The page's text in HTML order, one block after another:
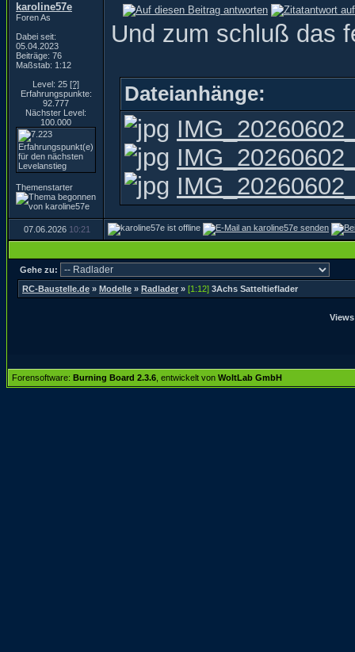
karoline57e
Foren As
Dabei seit:
05.04.2023
Beiträge: 76
Maßstab: 1:12
Level: 25 [?]
Erfahrungspunkte:
92.777
Nächster Level:
100.000
Themenstarter
Und zum schluß das
Dateianhänge:
07.06.2026 10:21
Gehe zu:
RC-Baustelle.de » Modelle » Radlader » [1:12] 3Achs Satteltieflader
Forensoftware: Burning Board 2.3.6 , entwickelt von WoltLab GmbH